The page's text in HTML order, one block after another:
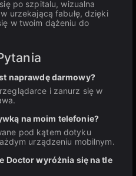
po szpitalu, wizualna
urzekającą fabułę, dzięki
w twoim dążeniu do
naprawdę darmowy?
i zanurz się w
na moim telefonie?
pod kątem dotyku
urządzeniu mobilnym.
Doctor wyróżnia się na tle